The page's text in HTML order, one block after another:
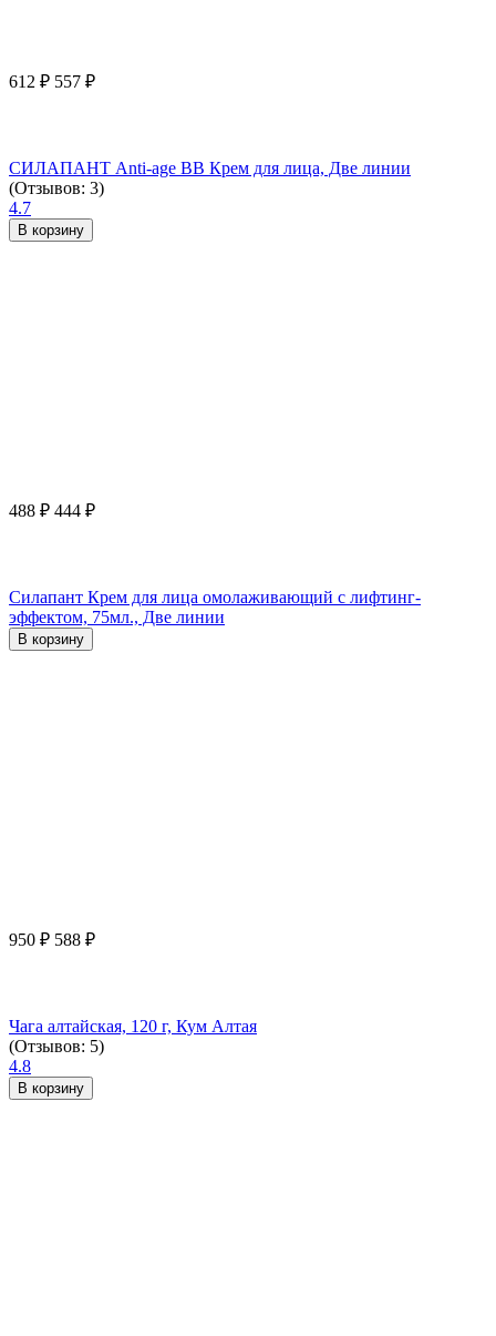
612 ₽ 557 ₽
СИЛАПАНТ Anti-age ВВ Крем для лица, Две линии
(Отзывов: 3)
4.7
В корзину
488 ₽ 444 ₽
Силапант Крем для лица омолаживающий с лифтинг-
эффектом, 75мл., Две линии
В корзину
950 ₽ 588 ₽
Чага алтайская, 120 г, Кум Алтая
(Отзывов: 5)
4.8
В корзину